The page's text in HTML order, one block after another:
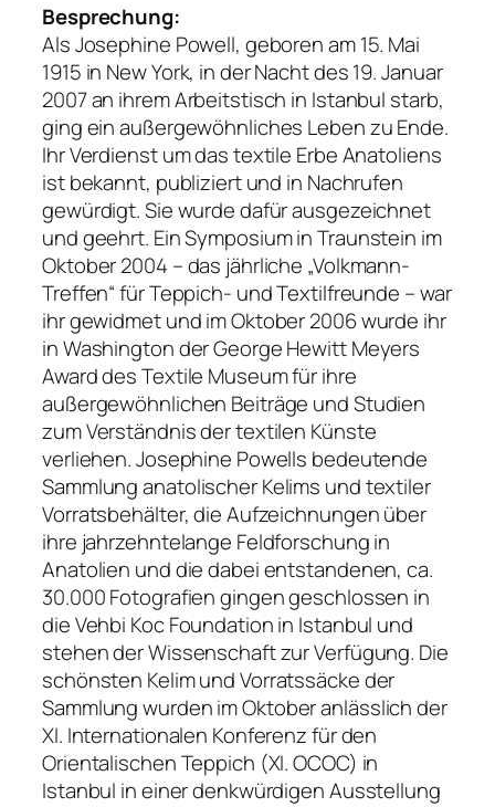
Besprechung:
Als Josephine Powell, geboren am 15. Mai
1915 in New York, in der Nacht des 19. Januar
2007 an ihrem Arbeitstisch in Istanbul starb,
ging ein außergewöhnliches Leben zu Ende.
Ihr Verdienst um das textile Erbe Anatoliens
ist bekannt, publiziert und in Nachrufen
gewürdigt. Sie wurde dafür ausgezeichnet
und geehrt. Ein Symposium in Traunstein im
Oktober 2004 – das jährliche „Volkmann-
Treffen“ für Teppich- und Textilfreunde – war
ihr gewidmet und im Oktober 2006 wurde ihr
in Washington der George Hewitt Meyers
Award des Textile Museum für ihre
außergewöhnlichen Beiträge und Studien
zum Verständnis der textilen Künste
verliehen. Josephine Powells bedeutende
Sammlung anatolischer Kelims und textiler
Vorratsbehälter, die Aufzeichnungen über
ihre jahrzehntelange Feldforschung in
Anatolien und die dabei entstandenen, ca.
30.000 Fotografien gingen geschlossen in
die Vehbi Koc Foundation in Istanbul und
stehen der Wissenschaft zur Verfügung. Die
schönsten Kelim und Vorratssäcke der
Sammlung wurden im Oktober anlässlich der
XI. Internationalen Konferenz für den
Orientalischen Teppich (XI. OCOC) in
Istanbul in einer denkwürdigen Ausstellung